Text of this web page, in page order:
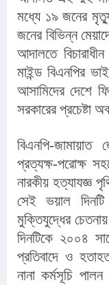
মধ্যে ১৯ জনের
জনের বিভিন্ন
আদালতে
মাইন্ড বিএনপির
আসামিদের দেশে
সরকারের প্রচেষ্টা
বিএনপি-জামায়াত
প্রত্যক্ষ-পরোক্ষ
নারকীয় হত্যাযজ্ঞ
সেই ভয়াল
মুক্তিযুদ্ধের
দিনটিকে ২০০৪
প্রতিবাদে ও
নানা কর্মসূচি